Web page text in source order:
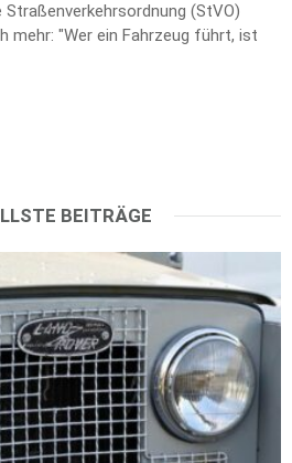
(StVO)
mehr: "Wer ein Fahrzeug führt, ist
BEITRÄGE